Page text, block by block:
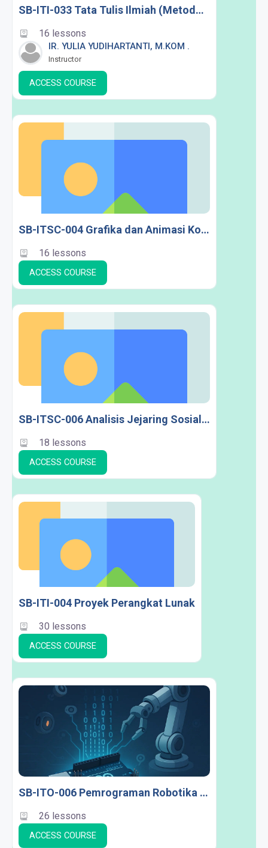
SB-ITI-033 Tata Tulis Ilmiah (Metodologi Penelitian) B
16 lessons
IR. YULIA YUDIHARTANTI, M.KOM .
Instructor
ACCESS COURSE
SB-ITSC-004 Grafika dan Animasi Komputer (Konsentrasi SC)
16 lessons
ACCESS COURSE
SB-ITSC-006 Analisis Jejaring Sosial (Konsentrasi SC)
18 lessons
ACCESS COURSE
SB-ITI-004 Proyek Perangkat Lunak
30 lessons
ACCESS COURSE
SB-ITO-006 Pemrograman Robotika (Kelas 56 & 57)
26 lessons
ACCESS COURSE